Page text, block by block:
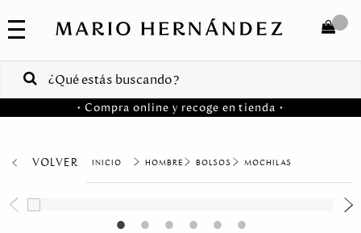
COLECCIONES
VENTAS
CORPORATIVAS COMPRAR
• Compra online y recoge en tienda •
VOLVER HOMBRE BOLSOS MOCHILAS